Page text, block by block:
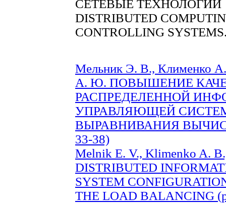
СЕТЕВЫЕ ТЕХНОЛОГИИ
DISTRIBUTED
CONTROLLING
Мельник Э. В., Клименко
А. Ю. ПОВЫШЕНИЕ
РАСПРЕДЕЛЕННОЙ
УПРАВЛЯЮЩЕЙ
ВЫРАВНИВАНИЯ
33-38)
Melnik E. V., Klimenko A.
DISTRIBUTED
SYSTEM
THE LOAD BALANCING